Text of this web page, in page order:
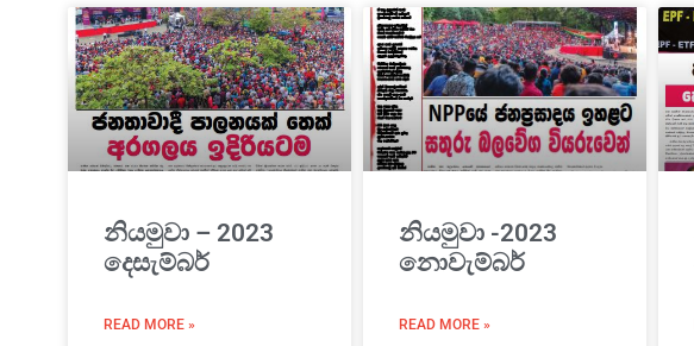
නියමුවා – 2023
දෙසැම්බර්
READ MORE »
නියමුවා -2023
නොවැම්බර්
READ MORE »